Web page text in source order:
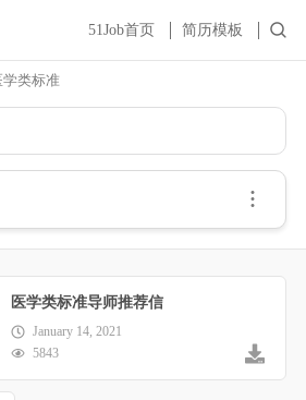
51Job首页 简历模板
学类标准
医学类标准导师推荐信
January 14, 2021
5843